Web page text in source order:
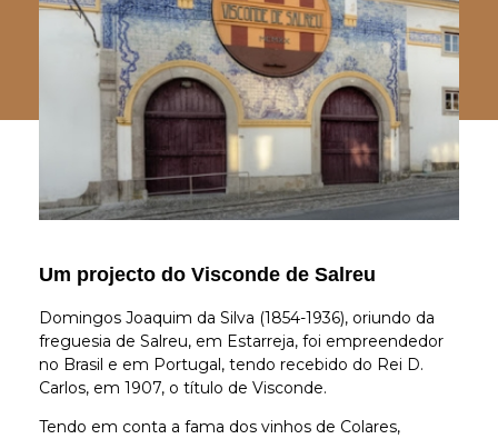
Um projecto do Visconde de Salreu
Domingos Joaquim da Silva (1854-1936), oriundo da
freguesia de Salreu, em Estarreja, foi empreendedor
no Brasil e em Portugal, tendo recebido do Rei D.
Carlos, em 1907, o título de Visconde.
Tendo em conta a fama dos vinhos de Colares,